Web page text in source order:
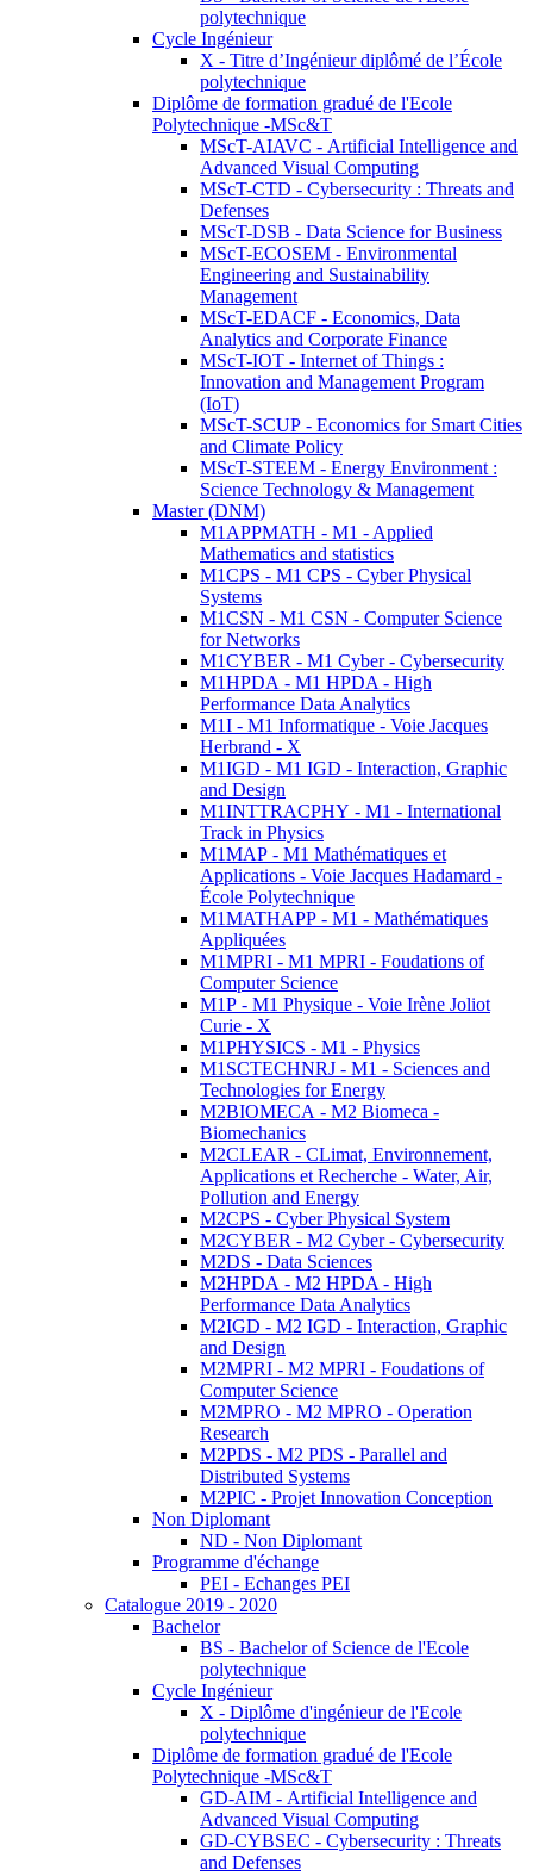
polytechnique
Cycle Ingénieur
X - Titre d’Ingénieur diplômé de l’École
polytechnique
Diplôme de formation gradué de l'Ecole
Polytechnique -MSc&T
MScT-AIAVC - Artificial Intelligence and
Advanced Visual Computing
MScT-CTD - Cybersecurity : Threats and
Defenses
MScT-DSB - Data Science for Business
MScT-ECOSEM - Environmental
Engineering and Sustainability
Management
MScT-EDACF - Economics, Data
Analytics and Corporate Finance
MScT-IOT - Internet of Things :
Innovation and Management Program
(IoT)
MScT-SCUP - Economics for Smart Cities
and Climate Policy
MScT-STEEM - Energy Environment :
Science Technology & Management
Master (DNM)
M1APPMATH - M1 - Applied
Mathematics and statistics
M1CPS - M1 CPS - Cyber Physical
Systems
M1CSN - M1 CSN - Computer Science
for Networks
M1CYBER - M1 Cyber - Cybersecurity
M1HPDA - M1 HPDA - High
Performance Data Analytics
M1I - M1 Informatique - Voie Jacques
Herbrand - X
M1IGD - M1 IGD - Interaction, Graphic
and Design
M1INTTRACPHY - M1 - International
Track in Physics
M1MAP - M1 Mathématiques et
Applications - Voie Jacques Hadamard -
École Polytechnique
M1MATHAPP - M1 - Mathématiques
Appliquées
M1MPRI - M1 MPRI - Foudations of
Computer Science
M1P - M1 Physique - Voie Irène Joliot
Curie - X
M1PHYSICS - M1 - Physics
M1SCTECHNRJ - M1 - Sciences and
Technologies for Energy
M2BIOMECA - M2 Biomeca -
Biomechanics
M2CLEAR - CLimat, Environnement,
Applications et Recherche - Water, Air,
Pollution and Energy
M2CPS - Cyber Physical System
M2CYBER - M2 Cyber - Cybersecurity
M2DS - Data Sciences
M2HPDA - M2 HPDA - High
Performance Data Analytics
M2IGD - M2 IGD - Interaction, Graphic
and Design
M2MPRI - M2 MPRI - Foudations of
Computer Science
M2MPRO - M2 MPRO - Operation
Research
M2PDS - M2 PDS - Parallel and
Distributed Systems
M2PIC - Projet Innovation Conception
Non Diplomant
ND - Non Diplomant
Programme d'échange
PEI - Echanges PEI
Catalogue 2019 - 2020
Bachelor
BS - Bachelor of Science de l'Ecole
polytechnique
Cycle Ingénieur
X - Diplôme d'ingénieur de l'Ecole
polytechnique
Diplôme de formation gradué de l'Ecole
Polytechnique -MSc&T
GD-AIM - Artificial Intelligence and
Advanced Visual Computing
GD-CYBSEC - Cybersecurity : Threats
and Defenses